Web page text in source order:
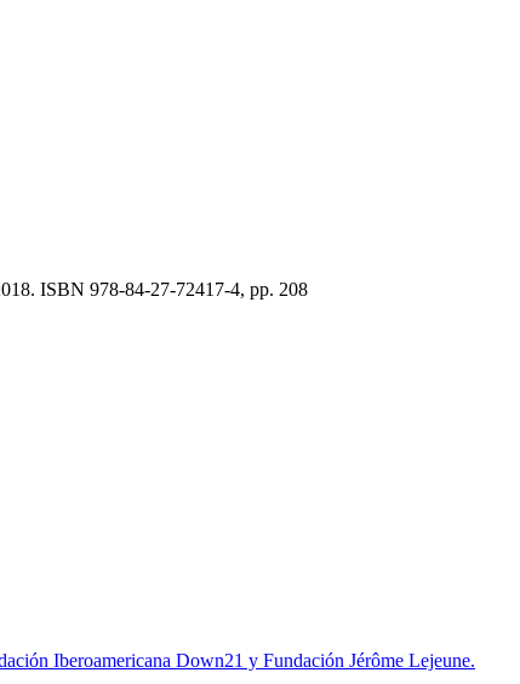
ISBN 978-84-27-72417-4, pp. 208
Iberoamericana Down21 y Fundación Jérôme Lejeune.